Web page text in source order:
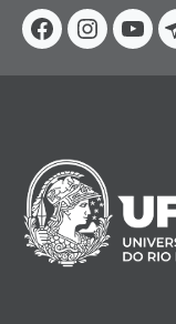
Facebook